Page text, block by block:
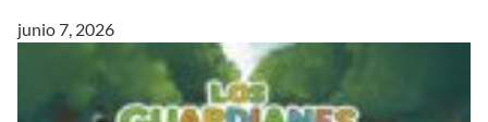
junio 7, 2026